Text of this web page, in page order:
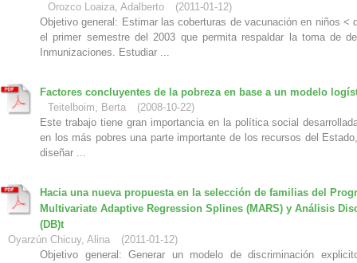
Orozco Loaiza, Adalberto
(2011-01-12)
Objetivo general: Estimar las coberturas de vacunación en niños <
el primer semestre del 2003 que permita respaldar la toma de
Inmunizaciones. Estudiar ...
Factores concluyentes de la pobreza en base a un modelo
Teitelboim, Berta
(2008-10-22)
Este trabajo tiene gran importancia en la política social
en los más pobres una parte importante de los recursos del
diseñar ...
Hacia una nueva propuesta en la selección de familias del
Multivariate Adaptive Regression Splines (MARS) y Análisis
(DB)t
Oyarzún Chicuy, Alina
(2011-01-12)
Objetivo general: Generar un modelo de discriminación